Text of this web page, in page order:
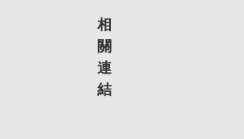
相
關
連
結